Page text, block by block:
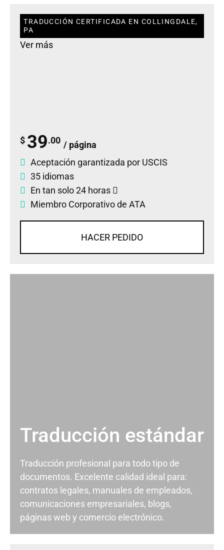
TRADUCCIÓN CERTIFICADA EN COLLINGDALE,
PA
Ver más
$ 39.00 / página
Aceptación garantizada por USCIS
35 idiomas
En tan solo 24 horas
Miembro Corporativo de ATA
HACER PEDIDO
Traducción estándar
Traducción profesional para todo tipo de
documentos. Excelente calidad ideal para:
contratos legales, manuales de empleados,
comunicaciones empresariales, blogs,
páginas web y comercio electrónico.